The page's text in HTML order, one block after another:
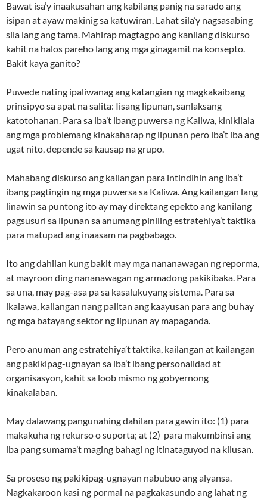
Bawat isa’y inaakusahan ang kabilang panig na sarado ang
isipan at ayaw makinig sa katuwiran. Lahat sila’y nagsasabing
sila lang ang tama. Mahirap magtagpo ang kanilang diskurso
kahit na halos pareho lang ang mga ginagamit na konsepto.
Bakit kaya ganito?
Puwede nating ipaliwanag ang katangian ng magkakaibang
prinsipyo sa apat na salita: Iisang lipunan, sanlaksang
katotohanan. Para sa iba’t ibang puwersa ng Kaliwa, kinikilala
ang mga problemang kinakaharap ng lipunan pero iba’t iba ang
ugat nito, depende sa kausap na grupo.
Mahabang diskurso ang kailangan para intindihin ang iba’t
ibang pagtingin ng mga puwersa sa Kaliwa. Ang kailangan lang
linawin sa puntong ito ay may direktang epekto ang kanilang
pagsusuri sa lipunan sa anumang piniling estratehiya’t taktika
para matupad ang inaasam na pagbabago.
Ito ang dahilan kung bakit may mga nananawagan ng reporma,
at mayroon ding nananawagan ng armadong pakikibaka. Para
sa una, may pag-asa pa sa kasalukuyang sistema. Para sa
ikalawa, kailangan nang palitan ang kaayusan para ang buhay
ng mga batayang sektor ng lipunan ay mapaganda.
Pero anuman ang estratehiya’t taktika, kailangan at kailangan
ang pakikipag-ugnayan sa iba’t ibang personalidad at
organisasyon, kahit sa loob mismo ng gobyernong
kinakalaban.
May dalawang pangunahing dahilan para gawin ito: (1) para
makakuha ng rekurso o suporta; at (2) para makumbinsi ang
iba pang sumama’t maging bahagi ng itinataguyod na kilusan.
Sa proseso ng pakikipag-ugnayan nabubuo ang alyansa.
Nagkakaroon kasi ng pormal na pagkakasundo ang lahat ng